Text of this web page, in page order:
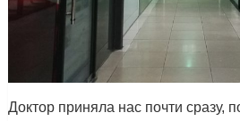
Доктор приняла нас почти сразу,